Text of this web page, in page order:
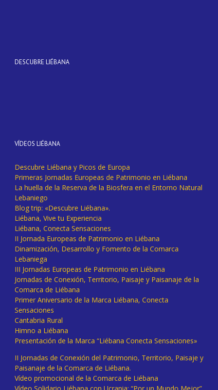
DESCUBRE LIÉBANA
VÍDEOS LIÉBANA
Descubre Liébana y Picos de Europa
Primeras Jornadas Europeas de Patrimonio en Liébana
La huella de la Reserva de la Biosfera en el Entorno Natural
Lebaniego
Blog trip: «Descubre Liébana».
Liébana, Vive tu Experiencia
Liébana, Conecta Sensaciones
II Jornada Europeas de Patrimonio en Liébana
Dinamización, Desarrollo y Fomento de la Comarca
Lebaniega
III Jornadas Europeas de Patrimonio en Liébana
Jornadas de Conexión, Territorio, Paisaje y Paisanaje de la
Comarca de Liébana
Primer Aniversario de la Marca Liébana, Conecta
Sensaciones
Cantabria Rural
Himno a Liébana
Presentación de la Marca “Liébana Conecta Sensaciones»
II Jornadas de Conexión del Patrimonio, Territorio, Paisaje y
Paisanaje de la Comarca de Liébana.
Vídeo promocional de la Comarca de Liébana